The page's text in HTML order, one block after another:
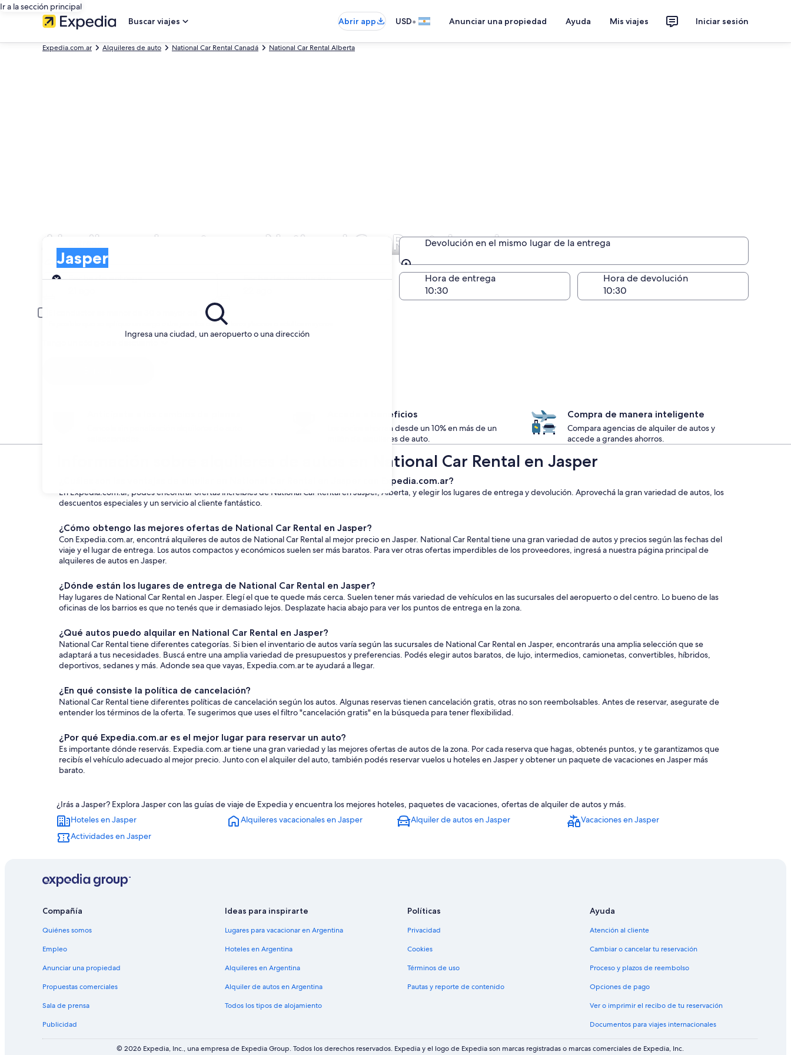
Ir a la sección principal
Buscar viajes
Abrir app USD• Anunciar una propiedad Ayuda Mis viajes Iniciar sesión
Expedia.com.ar Alquileres de auto National Car Rental Canadá National Car Rental Alberta
Alquileres de autos en National Car Rental en Jasper
Ingresa una ciudad, un aeropuerto o una dirección
Jasper
Entrega
Devolución en el mismo lugar de la entrega
Devolución en el mismo lugar de la entrega
Fecha de entrega
Fecha de devolución
Hora de entrega Hora de devolución
El conductor es menor de 30 o mayor de 70 años.
Es posible que se aplique un cargo extra para los conductores jóvenes o adultos mayores.
Accede a beneficios
Los socios ahorran desde un 10% en más de un
millón de alquileres de auto.
Compra de manera inteligente
Compara agencias de alquiler de autos y
accede a grandes ahorros.
Información sobre alquileres de autos en National Car Rental en Jasper
¿Cuáles son las ventajas de alquilar en National Car Rental en Jasper con Expedia.com.ar?
En Expedia.com.ar, podés encontrar ofertas increíbles de National Car Rental en Jasper, Alberta, y elegir los lugares de entrega y devolución. Aprovechá la gran variedad de autos, los
descuentos especiales y un servicio al cliente fantástico.
¿Cómo obtengo las mejores ofertas de National Car Rental en Jasper?
Con Expedia.com.ar, encontrá alquileres de autos de National Car Rental al mejor precio en Jasper. National Car Rental tiene una gran variedad de autos y precios según las fechas del
viaje y el lugar de entrega. Los autos compactos y económicos suelen ser más baratos. Para ver otras ofertas imperdibles de los proveedores, ingresá a nuestra página principal de
alquileres de autos en Jasper.
¿Dónde están los lugares de entrega de National Car Rental en Jasper?
Hay lugares de National Car Rental en Jasper. Elegí el que te quede más cerca. Suelen tener más variedad de vehículos en las sucursales del aeropuerto o del centro. Lo bueno de las
oficinas de los barrios es que no tenés que ir demasiado lejos. Desplazate hacia abajo para ver los puntos de entrega en la zona.
¿Qué autos puedo alquilar en National Car Rental en Jasper?
National Car Rental tiene diferentes categorías. Si bien el inventario de autos varía según las sucursales de National Car Rental en Jasper, encontrarás una amplia selección que se
adaptará a tus necesidades. Buscá entre una amplia variedad de presupuestos y preferencias. Podés elegir autos baratos, de lujo, intermedios, camionetas, convertibles, híbridos,
deportivos, sedanes y más. Adonde sea que vayas, Expedia.com.ar te ayudará a llegar.
¿En qué consiste la política de cancelación?
National Car Rental tiene diferentes políticas de cancelación según los autos. Algunas reservas tienen cancelación gratis, otras no son reembolsables. Antes de reservar, asegurate de
entender los términos de la oferta. Te sugerimos que uses el filtro "cancelación gratis" en la búsqueda para tener flexibilidad.
¿Por qué Expedia.com.ar es el mejor lugar para reservar un auto?
Es importante dónde reservás. Expedia.com.ar tiene una gran variedad y las mejores ofertas de autos de la zona. Por cada reserva que hagas, obtenés puntos, y te garantizamos que
recibís el vehículo adecuado al mejor precio. Junto con el alquiler del auto, también podés reservar vuelos u hoteles en Jasper y obtener un paquete de vacaciones en Jasper más
barato.
¿Irás a Jasper? Explora Jasper con las guías de viaje de Expedia y encuentra los mejores hoteles, paquetes de vacaciones, ofertas de alquiler de autos y más.
Hoteles en Jasper
Alquileres vacacionales en Jasper Alquiler de autos en Jasper
Vacaciones en Jasper
Actividades en Jasper
Compañía
Quiénes somos
Empleo
Anunciar una propiedad
Propuestas comerciales
Sala de prensa
Publicidad
Ideas para inspirarte
Lugares para vacacionar en Argentina
Hoteles en Argentina
Alquileres en Argentina
Alquiler de autos en Argentina
Todos los tipos de alojamiento
Políticas
Privacidad
Cookies
Términos de uso
Pautas y reporte de contenido
Ayuda
Atención al cliente
Cambiar o cancelar tu reservación
Proceso y plazos de reembolso
Opciones de pago
Ver o imprimir el recibo de tu reservación
Documentos para viajes internacionales
© 2026 Expedia, Inc., una empresa de Expedia Group. Todos los derechos reservados. Expedia y el logo de Expedia son marcas registradas o marcas comerciales de Expedia, Inc.